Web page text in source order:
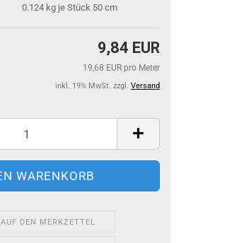
0.124 kg je Stück 50 cm
9,84 EUR
19,68 EUR pro Meter
inkl. 19% MwSt. zzgl. Versand
AUF DEN MERKZETTEL